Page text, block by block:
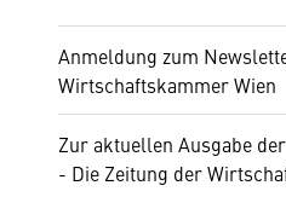
Anmeldung zum
Wirtschaftskammer Wien
Zur aktuellen Ausgabe
- Die Zeitung der